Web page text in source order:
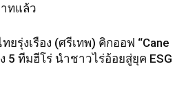
ทแล้ว
ยรุ่งเรือง (ศรีเทพ) คิกออฟ “Cane
5 ทีมฮีโร่ นำชาวไร่อ้อยสู่ยุค ESG